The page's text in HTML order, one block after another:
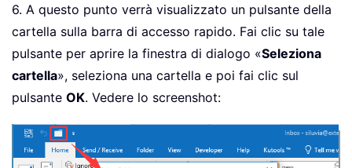
6. A questo punto verrà visualizzato un pulsante della
cartella sulla barra di accesso rapido. Fai clic su tale
pulsante per aprire la finestra di dialogo «Seleziona
cartella», seleziona una cartella e poi fai clic sul
pulsante OK. Vedere lo screenshot: